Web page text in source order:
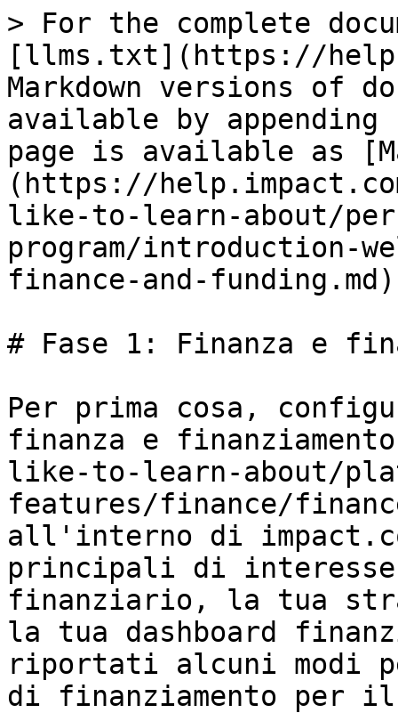
> For the complete
[llms.txt](https://
Markdown versions of
available by
page is available as
(https://
like-to-learn-about/
program/introduction-
finance-and-
# Fase 1: Finanza e
Per prima cosa,
finanza e
like-to-learn-about/
features/finance/
all'interno di
principali di
finanziario, la tua
la tua dashboard
riportati alcuni modi
di finanziamento per il